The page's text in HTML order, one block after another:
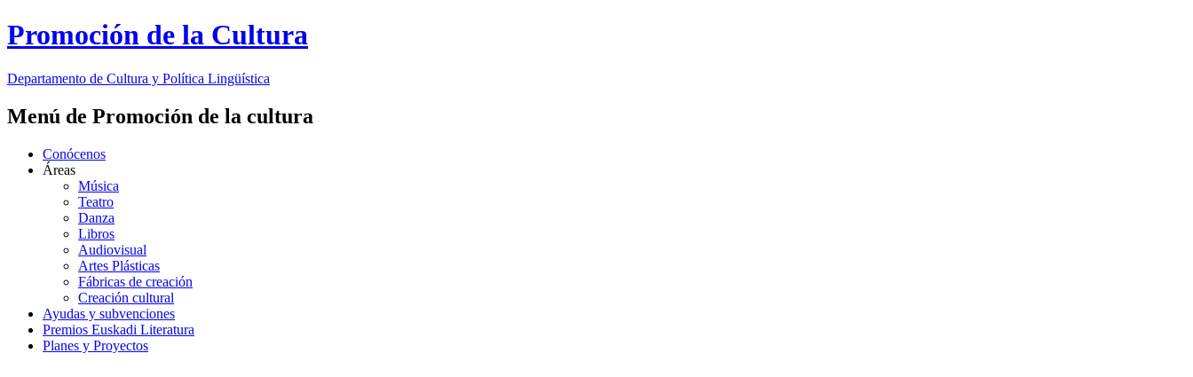
Promoción de la Cultura
Departamento de Cultura y Política Lingüística
Menú de Promoción de la cultura
Conócenos
Áreas
Música
Teatro
Danza
Libros
Audiovisual
Artes Plásticas
Fábricas de creación
Creación cultural
Ayudas y subvenciones
Premios Euskadi Literatura
Planes y Proyectos